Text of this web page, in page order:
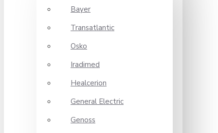
Bayer
Transatlantic
Osko
Iradimed
Healcerion
General Electric
Genoss